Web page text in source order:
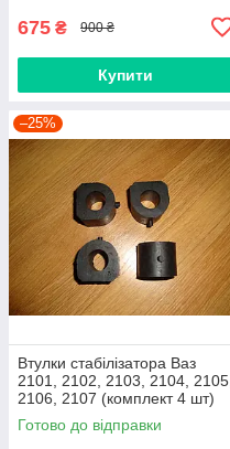
675 ₴ 900 ₴
Купити
–25%
Втулки стабілізатора Ваз
2101, 2102, 2103, 2104, 2105,
2106, 2107 (комплект 4 шт)
виробник Gumex, Польща
Готово до відправки